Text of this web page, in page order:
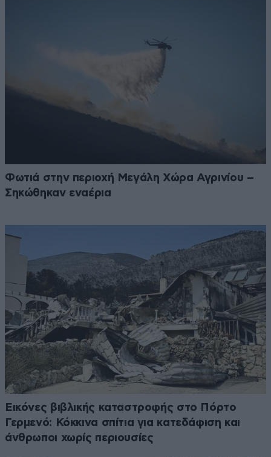
Φωτιά στην περιοχή Μεγάλη Χώρα Αγρινίου –
Σηκώθηκαν εναέρια
Εικόνες βιβλικής καταστροφής στο Πόρτο
Γερμενό: Κόκκινα σπίτια για κατεδάφιση και
άνθρωποι χωρίς περιουσίες